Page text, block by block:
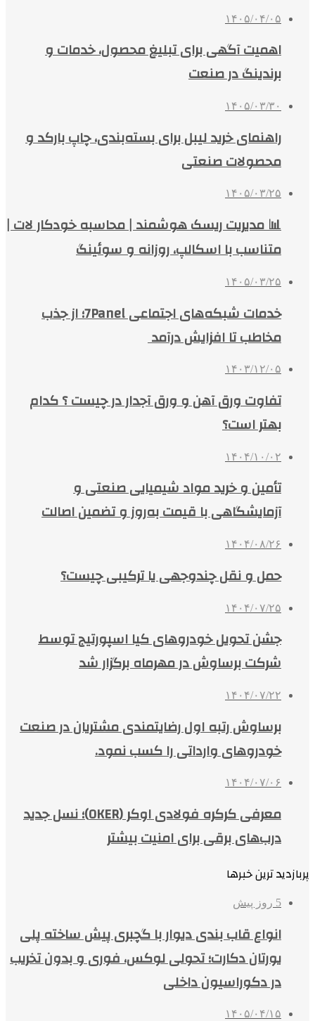
۱۴۰۵/۰۴/۰۵
اهمیت آگهی برای تبلیغ محصول، خدمات و
برندینگ در صنعت
۱۴۰۵/۰۳/۳۰
راهنمای خرید لیبل برای بسته‌بندی، چاپ بارکد و
محصولات صنعتی
۱۴۰۵/۰۳/۲۵
📊 مدیریت ریسک هوشمند | محاسبه خودکار لات |
متناسب با اسکالپ، روزانه و سوئینگ
۱۴۰۵/۰۳/۲۵
خدمات شبکه‌های اجتماعی 7Panel؛ از جذب
مخاطب تا افزایش درآمد
۱۴۰۳/۱۲/۰۵
تفاوت ورق آهن و ورق آجدار در چیست ؟ کدام
بهتر است؟
۱۴۰۴/۱۰/۰۲
تأمین و خرید مواد شیمیایی صنعتی و
آزمایشگاهی با قیمت به‌روز و تضمین اصالت
۱۴۰۴/۰۸/۲۶
حمل و نقل چندوجهی یا ترکیبی چیست؟
۱۴۰۴/۰۷/۲۵
جشن تحویل خودروهای کیا اسپورتیج توسط
شرکت برساوش در مهرماه برگزار شد
۱۴۰۴/۰۷/۲۲
برساوش رتبه اول رضایتمندی مشتریان در صنعت
خودروهای وارداتی را کسب نمود.
۱۴۰۴/۰۷/۰۶
معرفی کرکره فولادی اوکر (OKER)؛ نسل جدید
درب‌های برقی برای امنیت بیشتر
پربازدید ترین خبرها
5 روز پیش
انواع قاب بندی دیوار با گچبری پیش ساخته پلی
یورتان دکارت؛ تحولی لوکس، فوری و بدون تخریب
در دکوراسیون داخلی
۱۴۰۵/۰۴/۱۵